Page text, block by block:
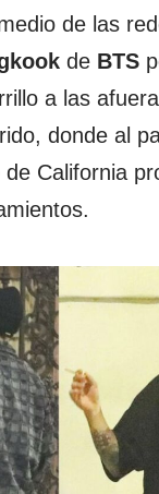
de las
de BTS
a las
donde al
de California